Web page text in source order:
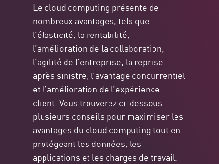
Le cloud computing présente de
nombreux avantages, tels que
l’élasticité, la rentabilité,
l’amélioration de la collaboration,
l’agilité de l’entreprise, la reprise
après sinistre, l’avantage concurrentiel
et l’amélioration de l’expérience
client. Vous trouverez ci-dessous
plusieurs conseils pour maximiser les
avantages du cloud computing tout en
protégeant les données, les
applications et les charges de travail.